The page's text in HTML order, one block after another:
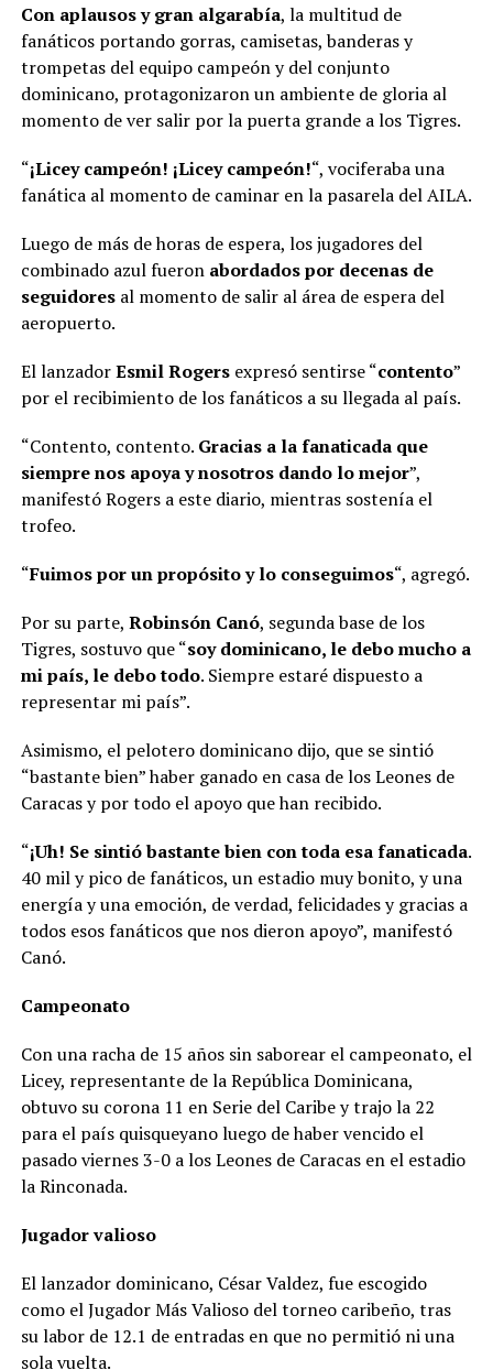
Con aplausos y gran algarabía, la multitud de
fanáticos portando gorras, camisetas, banderas y
trompetas del equipo campeón y del conjunto
dominicano, protagonizaron un ambiente de gloria al
momento de ver salir por la puerta grande a los Tigres.
“¡Licey campeón! ¡Licey campeón!“, vociferaba una
fanática al momento de caminar en la pasarela del AILA.
Luego de más de horas de espera, los jugadores del
combinado azul fueron abordados por decenas de
seguidoresal momento de salir al área de espera del
aeropuerto.
El lanzadorEsmil Rogersexpresó sentirse “contento”
por el recibimiento de los fanáticos a su llegada al país.
“Contento, contento. Gracias a la fanaticada que
siempre nos apoya y nosotros dando lo mejor”,
manifestó Rogers a este diario, mientras sostenía el
trofeo.
“Fuimos por un propósito y lo conseguimos“, agregó.
Por su parte, Robinsón Canó, segunda base de los
Tigres, sostuvo que “soy dominicano, le debo mucho a
mi país, le debo todo. Siempre estaré dispuesto a
representar mi país”.
Asimismo, el pelotero dominicano dijo, que se sintió
“bastante bien” haber ganado en casa de los Leones de
Caracas y por todo el apoyo que han recibido.
“¡Uh! Se sintió bastante bien con toda esa fanaticada.
40 mil y pico de fanáticos, un estadio muy bonito, y una
energía y una emoción, de verdad, felicidades y gracias a
todos esos fanáticos que nos dieron apoyo”, manifestó
Canó.
Campeonato
Con una racha de 15 años sin saborear el campeonato, el
Licey, representante de la República Dominicana,
obtuvo su corona 11 en Serie del Caribe y trajo la 22
para el país quisqueyano luego de haber vencido el
pasado viernes 3-0 a los Leones de Caracas en el estadio
la Rinconada.
Jugador valioso
El lanzador dominicano, César Valdez, fue escogido
como el Jugador Más Valioso del torneo caribeño, tras
su labor de 12.1 de entradas en que no permitió ni una
sola vuelta.